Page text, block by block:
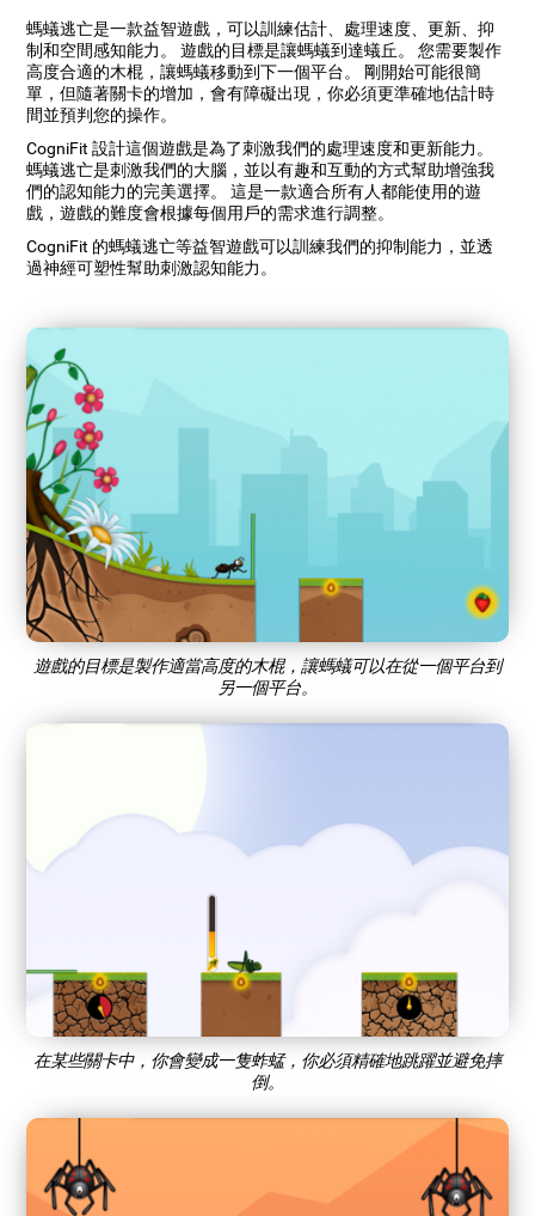
螞蟻逃亡是一款益智遊戲，可以訓練估計、處理速度、更新、抑
制和空間感知能力。 遊戲的目標是讓螞蟻到達蟻丘。 您需要製作
高度合適的木棍，讓螞蟻移動到下一個平台。 剛開始可能很簡
單，但隨著關卡的增加，會有障礙出現，你必須更準確地估計時
間並預判您的操作。
CogniFit 設計這個遊戲是為了刺激我們的處理速度和更新能力。
螞蟻逃亡是刺激我們的大腦，並以有趣和互動的方式幫助增強我
們的認知能力的完美選擇。 這是一款適合所有人都能使用的遊
戲，遊戲的難度會根據每個用戶的需求進行調整。
CogniFit 的螞蟻逃亡等益智遊戲可以訓練我們的抑制能力，並透
過神經可塑性幫助刺激認知能力。
遊戲的目標是製作適當高度的木棍，讓螞蟻可以在從一個平台到
另一個平台。
在某些關卡中，你會變成一隻蚱蜢，你必須精確地跳躍並避免摔
倒。